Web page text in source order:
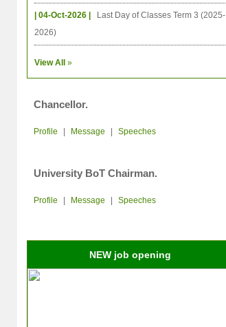
| 04-Oct-2026 |
Last Day of Classes Term 3 (2025-
2026)
View All »
Chancellor.
Profile Message Speeches
University BoT Chairman.
Profile Message Speeches
NEW job opening